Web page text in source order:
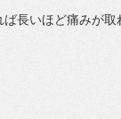
長いほど痛みが取